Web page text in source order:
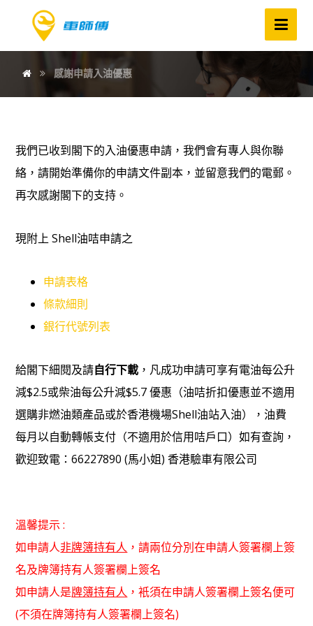
感謝申請入油優惠
我們已收到閣下的入油優惠申請，我們會有專人與你聯
絡，請開始準備你的申請文件副本，並留意我們的電郵。
再次感謝閣下的支持。
現附上 Shell油咭申請之
申請表格
條款細則
銀行代號列表
給閣下細閱及請自行下載 ，凡成功申請可享有電油每公升
減$2.5或柴油每公升減$5.7 優惠（油咭折扣優惠並不適用
選購非燃油類產品或於香港機場Shell油站入油），油費
每月以自動轉帳支付（不適用於信用咭戶口）如有查詢，
歡迎致電：66227890 (馬小姐) 香港驗車有限公司
溫馨提示 :
如申請人非牌簿持有人 ，請兩位分別在申請人簽署欄上簽
名及牌簿持有人簽署欄上簽名
如申請人是牌簿持有人 ，衹須在申請人簽署欄上簽名便可
(不須在牌簿持有人簽署欄上簽名)